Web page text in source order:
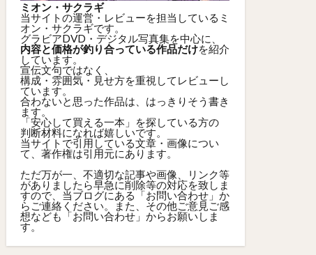
ミオン・サクラギ
当サイトの運営・レビューを担当しているミ
オン・サクラギです。
グラビアDVD・デジタル写真集を中心に、
内容と価格が釣り合っている作品だけを紹介
しています。
宣伝文句ではなく、
構成・雰囲気・見せ方を重視してレビューし
ています。
合わないと思った作品は、はっきりそう書き
ます。
「安心して買える一本」を探している方の
判断材料になれば嬉しいです。
当サイトで引用している文章・画像につい
て、著作権は引用元にあります。
ただ万が一、不適切な記事や画像、リンク等
がありましたら早急に削除等の対応を致しま
すので、当ブログにある「お問い合わせ 」か
らご連絡ください。また、その他ご意見ご感
想なども「お問い合わせ 」からお願いしま
す。